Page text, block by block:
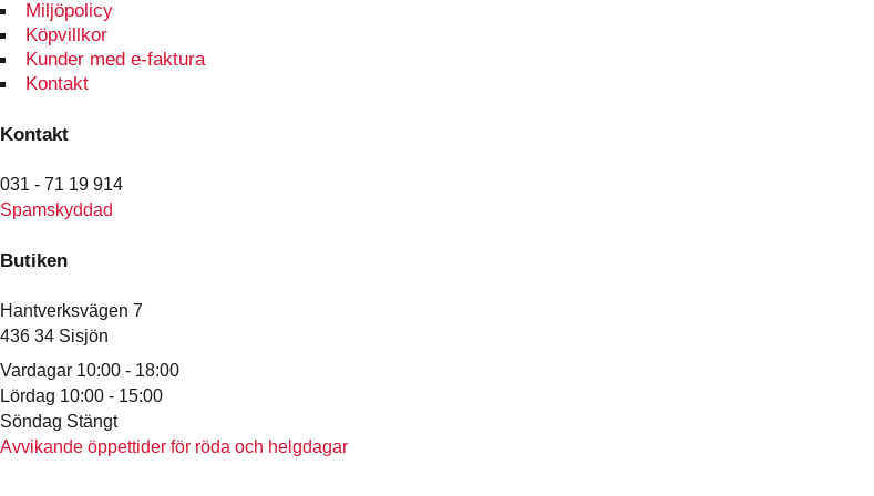
Miljöpolicy
Köpvillkor
Kunder med e-faktura
Kontakt
Kontakt
031 - 71 19 914
Spamskyddad
Butiken
Hantverksvägen 7
436 34 Sisjön
Vardagar 10:00 - 18:00
Lördag 10:00 - 15:00
Söndag Stängt
Avvikande öppettider för röda och helgdagar